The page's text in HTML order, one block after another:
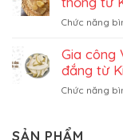
Chức năng
Gia công
đắng từ
Chức năng
SẢN PHẨM